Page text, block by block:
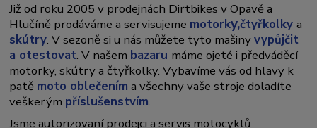
Již od roku 2005 v prodejnách Dirtbikes v Opavě a
Hlučíně prodáváme a servisujeme motorky,čtyřkolkya
skútry. V sezoně si u nás můžete tyto mašinyvypůjčit
a otestovat. V našem bazaru máme ojeté i předváděcí
motorky, skútry a čtyřkolky. Vybavíme vás od hlavy k
patě moto oblečením a všechny vaše stroje doladíte
veškerým příslušenstvím.
Jsme autorizovaní prodejci a servis motocyklů